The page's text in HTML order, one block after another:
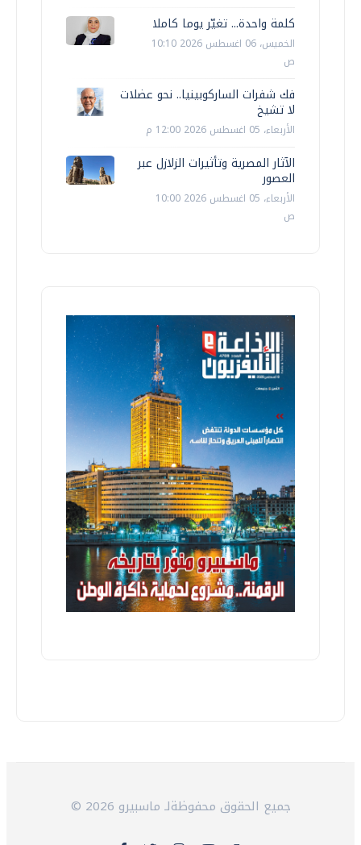
كلمة واحدة... تغيّر يوما كاملا
الخميس، 06 اغسطس 2026 10:10
ص
فك شفرات الساركوبينيا.. نحو عضلات
لا تشيخ
الأربعاء، 05 اغسطس 2026 12:00 م
الآثار المصرية وتأثيرات الزلازل عبر
العصور
الأربعاء، 05 اغسطس 2026 10:00
ص
© 2026 جميع الحقوق محفوظةلـ ماسبيرو